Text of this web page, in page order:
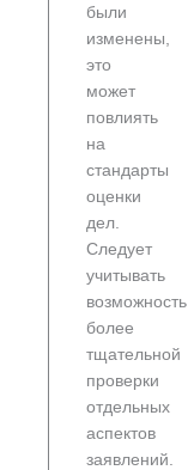
были
изменены,
это
может
повлиять
на
стандарты
оценки
дел.
Следует
учитывать
возможность
более
тщательной
проверки
отдельных
аспектов
заявлений.